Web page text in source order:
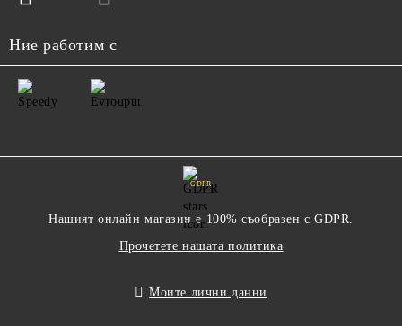
Ние работим с
GDPR
Нашият онлайн магазин е 100% съобразен с GDPR.
Прочетете нашата политика
Моите лични данни